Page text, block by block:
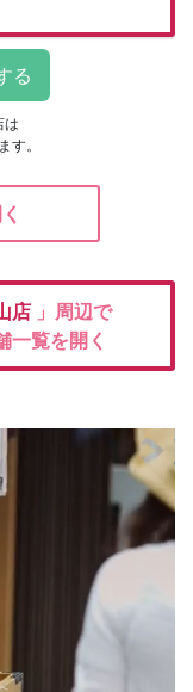
は
す。
店 」周辺で
一覧を開く